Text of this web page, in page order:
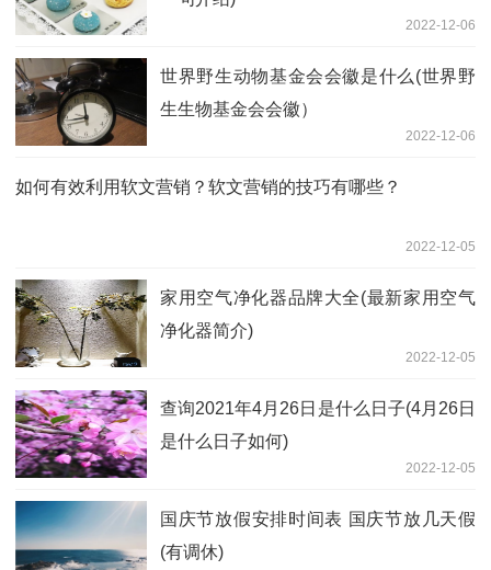
2022-12-06
世界野生动物基金会会徽是什么(世界野
生生物基金会会徽）
2022-12-06
如何有效利用软文营销？软文营销的技巧有哪些？
2022-12-05
家用空气净化器品牌大全(最新家用空气
净化器简介)
2022-12-05
查询2021年4月26日是什么日子(4月26日
是什么日子如何)
2022-12-05
国庆节放假安排时间表 国庆节放几天假
(有调休)